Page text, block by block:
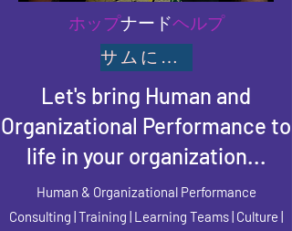
ホップナードヘルプ
サムに連絡する
Let's bring Human and
Organizational Performance to
life in your organization...
Human & Organizational Performance
Consulting | Training | Learning Teams | Culture |